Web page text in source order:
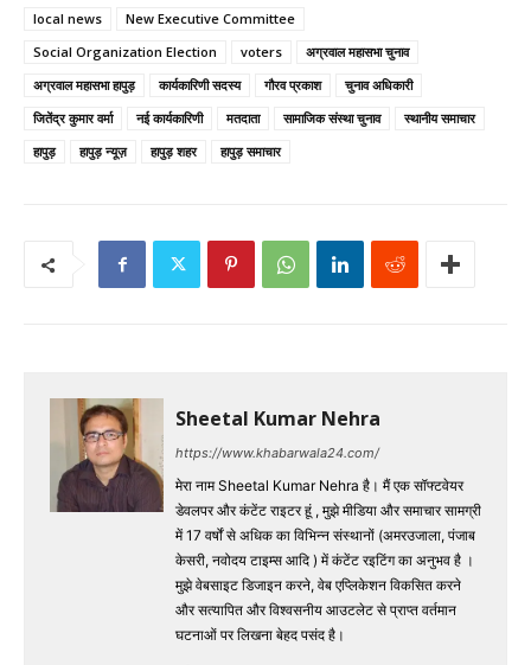
local news
New Executive Committee
Social Organization Election
voters
अग्रवाल महासभा चुनाव
अग्रवाल महासभा हापुड़
कार्यकारिणी सदस्य गौरव प्रकाश
चुनाव अधिकारी
जितेंद्र कुमार वर्मा
नई कार्यकारिणी मतदाता सामाजिक संस्था चुनाव
स्थानीय समाचार
हापुड़
हापुड़ न्यूज़ हापुड़ शहर हापुड़ समाचार
Sheetal Kumar Nehra
https://www.khabarwala24.com/
मेरा नाम Sheetal Kumar Nehra है। मैं एक सॉफ्टवेयर
डेवलपर और कंटेंट राइटर हूं , मुझे मीडिया और समाचार सामग्री
में 17 वर्षों से अधिक का विभिन्न संस्थानों (अमरउजाला, पंजाब
केसरी, नवोदय टाइम्स आदि ) में कंटेंट रइटिंग का अनुभव है ।
मुझे वेबसाइट डिजाइन करने, वेब एप्लिकेशन विकसित करने
और सत्यापित और विश्वसनीय आउटलेट से प्राप्त वर्तमान
घटनाओं पर लिखना बेहद पसंद है।